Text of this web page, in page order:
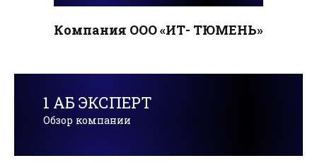
Компания ООО «ИТ- ТЮМЕНЬ»
1 АБ ЭКСПЕРТ
Обзор компании